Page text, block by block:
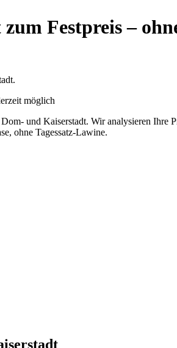
Festpreis –
möglich
und Kaiserstadt. Wir analysieren Ihre
ohne Tagessatz-Lawine.